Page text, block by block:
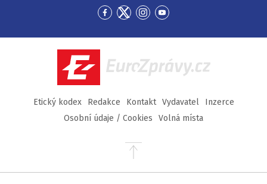
Přejít
Facebook
Přejít
Twitter
Přejít
Instagram
Přejít
YouTube
EuroZprávy.cz
Etický kodex Redakce Kontakt Vydavatel
Inzerce
Osobní údaje / Cookies
Volná místa
Přejít
stránky